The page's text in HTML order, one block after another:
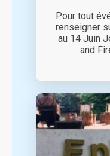
Pour tout
renseigner
au 14 Juin
and